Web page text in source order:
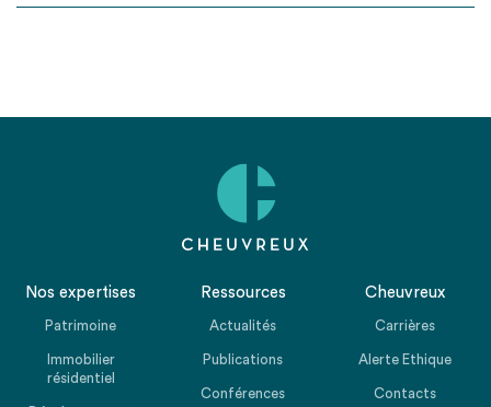
Nos expertises
Patrimoine
Immobilier
résidentiel
Ressources
Actualités
Publications
Conférences
Cheuvreux
Carrières
Alerte Ethique
Contacts